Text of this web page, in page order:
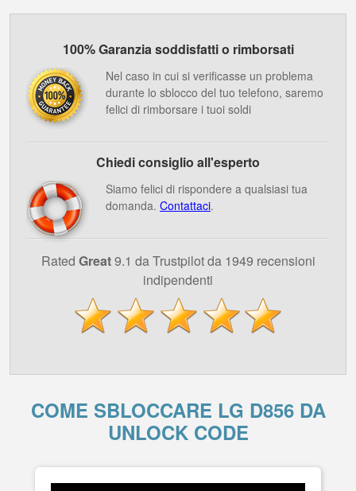
100% Garanzia soddisfatti o rimborsati
Nel caso in cui si verificasse un problema
durante lo sblocco del tuo telefono, saremo
felici di rimborsare i tuoi soldi
Chiedi consiglio all'esperto
Siamo felici di rispondere a qualsiasi tua
domanda. Contattaci.
Rated Great9.1 da Trustpilot da 1949 recensioni
indipendenti
COME SBLOCCARE LG D856 DA
UNLOCK CODE